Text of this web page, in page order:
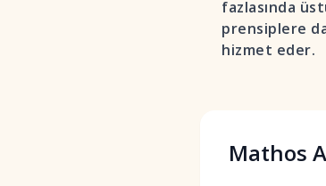
fazlasında
prensiplere
hizmet eder.
Mathos